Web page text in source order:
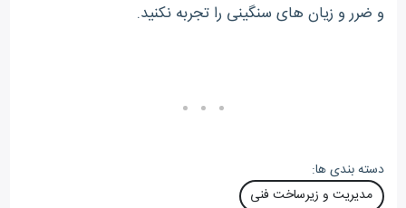
و ضرر و زیان های سنگینی را تجربه نکنید.
دسته بندی ها:
مدیریت و زیرساخت فنی